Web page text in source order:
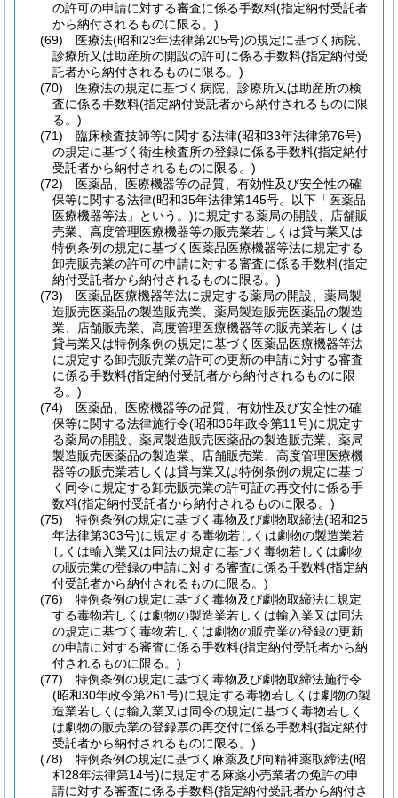
の許可の申請に対する審査に係る手数料(指定納付受託者
から納付されるものに限る。)
(69)
医療法(昭和23年法律第205号)の規定に基づく病院、
診療所又は助産所の開設の許可に係る手数料(指定納付受
託者から納付されるものに限る。)
(70)
医療法の規定に基づく病院、診療所又は助産所の検
査に係る手数料(指定納付受託者から納付されるものに限
る。)
(71)
臨床検査技師等に関する法律(昭和33年法律第76号)
の規定に基づく衛生検査所の登録に係る手数料(指定納付
受託者から納付されるものに限る。)
(72)
医薬品、医療機器等の品質、有効性及び安全性の確
保等に関する法律(昭和35年法律第145号。以下「医薬品
医療機器等法」という。)に規定する薬局の開設、店舗販
売業、高度管理医療機器等の販売業若しくは貸与業又は
特例条例の規定に基づく医薬品医療機器等法に規定する
卸売販売業の許可の申請に対する審査に係る手数料(指定
納付受託者から納付されるものに限る。)
(73)
医薬品医療機器等法に規定する薬局の開設、薬局製
造販売医薬品の製造販売業、薬局製造販売医薬品の製造
業、店舗販売業、高度管理医療機器等の販売業若しくは
貸与業又は特例条例の規定に基づく医薬品医療機器等法
に規定する卸売販売業の許可の更新の申請に対する審査
に係る手数料(指定納付受託者から納付されるものに限
る。)
(74)
医薬品、医療機器等の品質、有効性及び安全性の確
保等に関する法律施行令(昭和36年政令第11号)に規定す
る薬局の開設、薬局製造販売医薬品の製造販売業、薬局
製造販売医薬品の製造業、店舗販売業、高度管理医療機
器等の販売業若しくは貸与業又は特例条例の規定に基づ
く同令に規定する卸売販売業の許可証の再交付に係る手
数料(指定納付受託者から納付されるものに限る。)
(75)
特例条例の規定に基づく毒物及び劇物取締法(昭和25
年法律第303号)に規定する毒物若しくは劇物の製造業若
しくは輸入業又は同法の規定に基づく毒物若しくは劇物
の販売業の登録の申請に対する審査に係る手数料(指定納
付受託者から納付されるものに限る。)
(76)
特例条例の規定に基づく毒物及び劇物取締法に規定
する毒物若しくは劇物の製造業若しくは輸入業又は同法
の規定に基づく毒物若しくは劇物の販売業の登録の更新
の申請に対する審査に係る手数料(指定納付受託者から納
付されるものに限る。)
(77)
特例条例の規定に基づく毒物及び劇物取締法施行令
(昭和30年政令第261号)に規定する毒物若しくは劇物の製
造業若しくは輸入業又は同令の規定に基づく毒物若しく
は劇物の販売業の登録票の再交付に係る手数料(指定納付
受託者から納付されるものに限る。)
(78)
特例条例の規定に基づく麻薬及び向精神薬取締法(昭
和28年法律第14号)に規定する麻薬小売業者の免許の申
請に対する審査に係る手数料(指定納付受託者から納付さ